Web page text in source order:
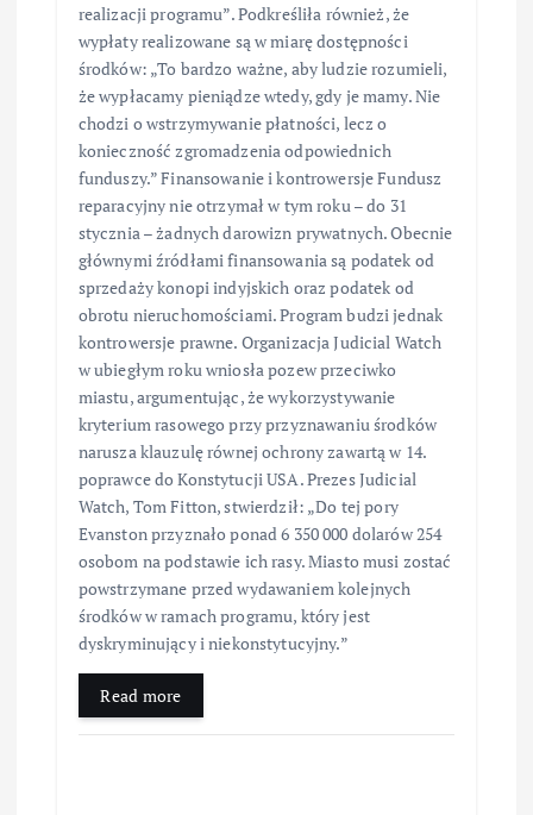
realizacji programu”. Podkreśliła również, że
wypłaty realizowane są w miarę dostępności
środków: „To bardzo ważne, aby ludzie rozumieli,
że wypłacamy pieniądze wtedy, gdy je mamy. Nie
chodzi o wstrzymywanie płatności, lecz o
konieczność zgromadzenia odpowiednich
funduszy.” Finansowanie i kontrowersje Fundusz
reparacyjny nie otrzymał w tym roku – do 31
stycznia – żadnych darowizn prywatnych. Obecnie
głównymi źródłami finansowania są podatek od
sprzedaży konopi indyjskich oraz podatek od
obrotu nieruchomościami. Program budzi jednak
kontrowersje prawne. Organizacja Judicial Watch
w ubiegłym roku wniosła pozew przeciwko
miastu, argumentując, że wykorzystywanie
kryterium rasowego przy przyznawaniu środków
narusza klauzulę równej ochrony zawartą w 14.
poprawce do Konstytucji USA. Prezes Judicial
Watch, Tom Fitton, stwierdził: „Do tej pory
Evanston przyznało ponad 6 350 000 dolarów 254
osobom na podstawie ich rasy. Miasto musi zostać
powstrzymane przed wydawaniem kolejnych
środków w ramach programu, który jest
dyskryminujący i niekonstytucyjny.”
Read more